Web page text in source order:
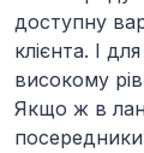
доступну
клієнта. І
високому
Якщо ж в